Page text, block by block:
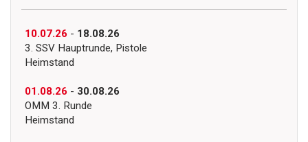
10.07.26 - 18.08.26
3. SSV Hauptrunde, Pistole
Heimstand
01.08.26 - 30.08.26
OMM 3. Runde
Heimstand